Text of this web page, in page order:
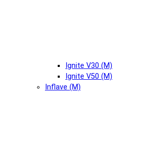
Ignite V30 (М)
Ignite V50 (М)
Inflave (М)